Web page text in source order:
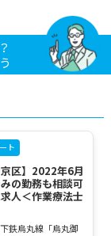
ト
京区】2022年6月
の勤務も相談可
人＜作業療法士
鉄烏丸線「烏丸御